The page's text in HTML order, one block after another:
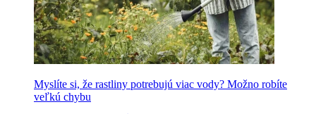
Myslíte si, že rastliny potrebujú viac vody? Možno robíte
veľkú chybu